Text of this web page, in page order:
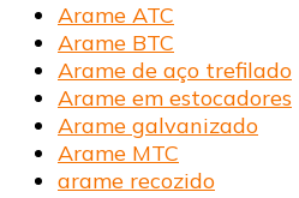
Arame ATC
Arame BTC
Arame de aço trefilado
Arame em estocadores
Arame galvanizado
Arame MTC
arame recozido